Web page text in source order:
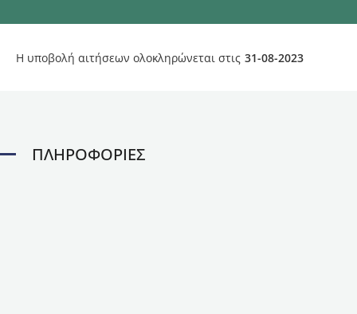
Η υποβολή αιτήσεων ολοκληρώνεται στις 31-08-2023
ΠΛΗΡΟΦΟΡΙΕΣ